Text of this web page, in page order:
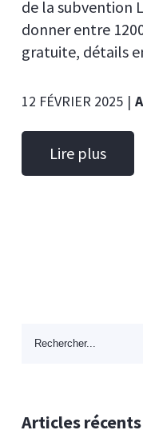
de la subvention
donner entre
gratuite, détails
12 FÉVRIER 2025 |
Lire plus
Articles récents